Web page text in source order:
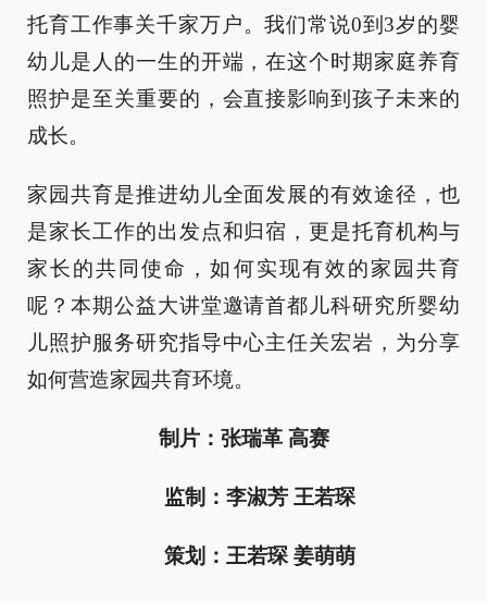
托育工作事关千家万户。我们常说0到3岁的婴
幼儿是人的一生的开端，在这个时期家庭养育
照护是至关重要的，会直接影响到孩子未来的
成长。
家园共育是推进幼儿全面发展的有效途径，也
是家长工作的出发点和归宿，更是托育机构与
家长的共同使命，如何实现有效的家园共育
呢？本期公益大讲堂邀请首都儿科研究所婴幼
儿照护服务研究指导中心主任关宏岩，为分享
如何营造家园共育环境。
制片：张瑞革 高赛
监制：李淑芳 王若琛
策划：王若琛 姜萌萌